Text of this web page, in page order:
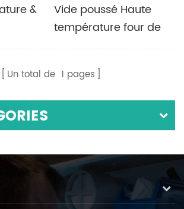
&
four de
vide
Vide poussé Haute
température four de
recherche à micro-
Un total de 1 pages